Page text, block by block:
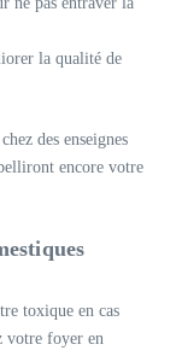
la qualité de
des enseignes
encore votre
toxique en cas
votre foyer en